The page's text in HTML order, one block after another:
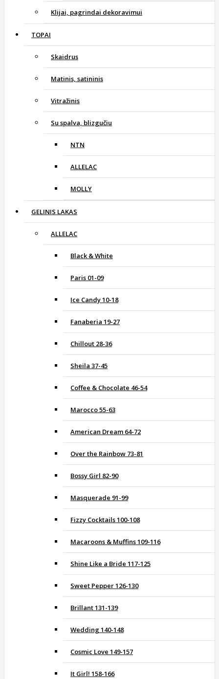
Klijai, pagrindai dekoravimui
TOPAI
Skaidrus
Matinis, satininis
Vitražinis
Su spalva, blizgučiu
NTN
ALLELAC
MOLLY
GELINIS LAKAS
ALLELAC
Black & White
Paris 01-09
Ice Candy 10-18
Fanaberia 19-27
Chillout 28-36
Sheila 37-45
Coffee & Chocolate 46-54
Marocco 55-63
American Dream 64-72
Over the Rainbow 73-81
Bossy Girl 82-90
Masquerade 91-99
Fizzy Cocktails 100-108
Macaroons & Muffins 109-116
Shine Like a Bride 117-125
Sweet Pepper 126-130
Brillant 131-139
Wedding 140-148
Cosmic Love 149-157
It Girl! 158-166